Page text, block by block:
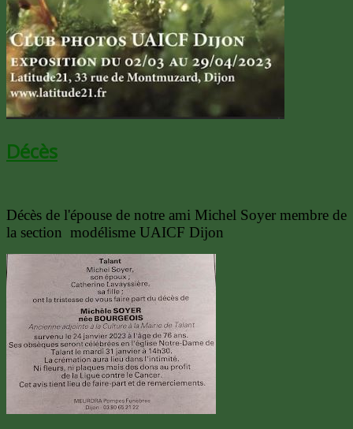
Décès
Décès de l'épouse de notre ami Michel Soyer membre de
la section modélisme UAICF Dijon